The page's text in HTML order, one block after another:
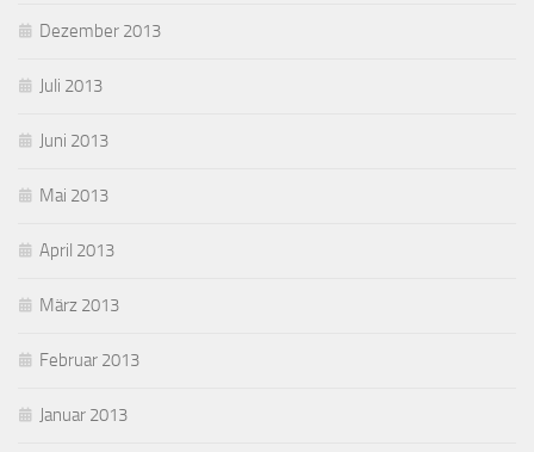
Dezember 2013
Juli 2013
Juni 2013
Mai 2013
April 2013
März 2013
Februar 2013
Januar 2013